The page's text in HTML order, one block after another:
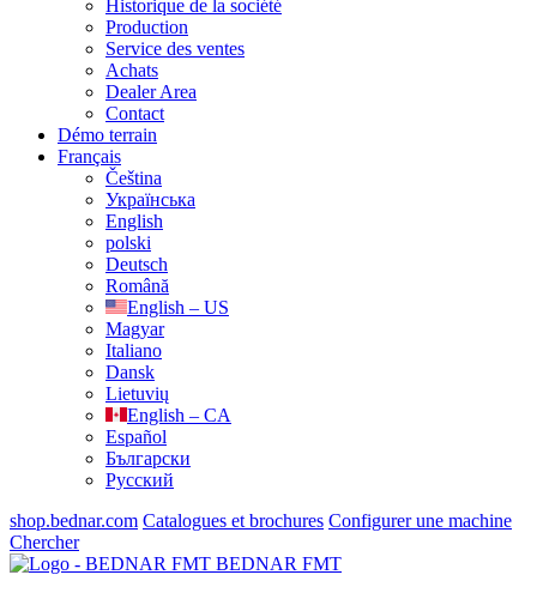
Historique de la société
Production
Service des ventes
Achats
Dealer Area
Contact
Démo terrain
Français
Čeština
Українська
English
polski
Deutsch
Română
English – US
Magyar
Italiano
Dansk
Lietuvių
English – CA
Español
Български
Русский
shop.bednar.com Catalogues et brochures Configurer une machine
Chercher
BEDNAR FMT